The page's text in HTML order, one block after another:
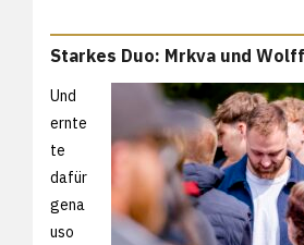
Starkes Duo: Mrkva und Wolff
Und
ernte
te
dafür
gena
uso